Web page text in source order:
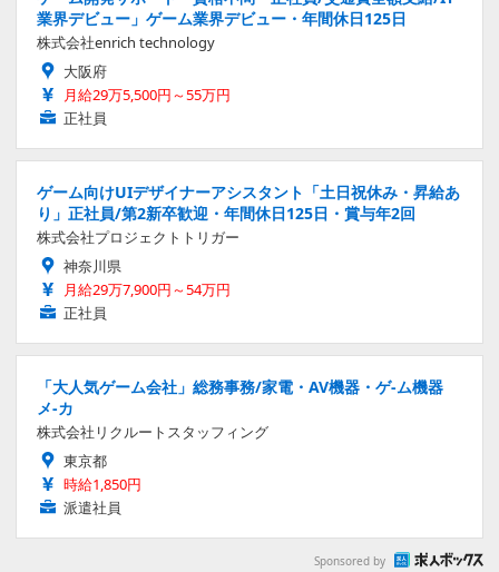
業界デビュー」ゲーム業界デビュー・年間休日125日
株式会社enrich technology
大阪府
月給29万5,500円～55万円
正社員
ゲーム向けUIデザイナーアシスタント「土日祝休み・昇給あ
り」正社員/第2新卒歓迎・年間休日125日・賞与年2回
株式会社プロジェクトトリガー
神奈川県
月給29万7,900円～54万円
正社員
「大人気ゲーム会社」総務事務/家電・AV機器・ゲ-ム機器
メ-カ
株式会社リクルートスタッフィング
東京都
時給1,850円
派遣社員
Sponsored by